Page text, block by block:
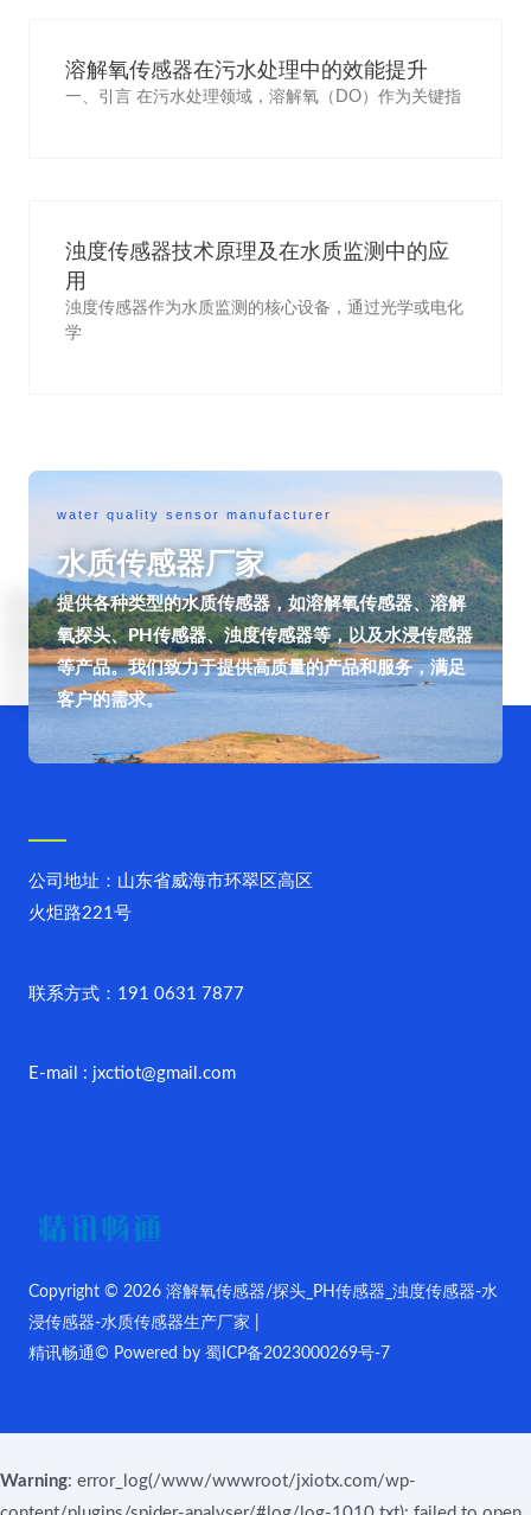
溶解氧传感器在污水处理中的效能提升
一、引言 在污水处理领域，溶解氧（DO）作为关键指
浊度传感器技术原理及在水质监测中的应
用
浊度传感器作为水质监测的核心设备，通过光学或电化
学
water quality sensor manufacturer
水质传感器厂家
提供各种类型的水质传感器，如溶解氧传感器、溶解
氧探头、PH传感器、浊度传感器等，以及水浸传感器
等产品。我们致力于提供高质量的产品和服务，满足
客户的需求。
Copyright © 2026 溶解氧传感器/探头_PH传感器_浊度传感器-水
浸传感器-水质传感器生产厂家 |
精讯畅通© Powered by 蜀ICP备2023000269号-7
公司地址：山东省威海市环翠区高区
火炬路221号
联系方式：191 0631 7877
E-mail : jxctiot@gmail.com
Warning: error_log(/www/wwwroot/jxiotx.com/wp-